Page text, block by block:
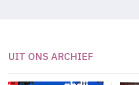
UIT ONS ARCHIEF